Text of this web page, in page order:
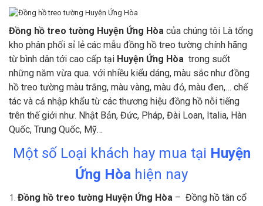
Đồng hồ treo tường Huyện Ứng Hòa của chúng tôi Là tổng
kho phân phối sỉ lẻ các mẫu đồng hồ treo tường chính hãng
từ bình dân tới cao cấp tại Huyện Ứng Hòa trong suốt
những năm vừa qua. với nhiều kiểu dáng, màu sắc như đồng
hồ treo tường màu trắng, màu vàng, màu đỏ, màu đen,… chế
tác và cả nhập khẩu từ các thương hiệu đồng hồ nỗi tiếng
trên thế giới như. Nhật Bản, Đức, Pháp, Đài Loan, Italia, Hàn
Quốc, Trung Quốc, Mỹ…
Một số Loại khách hay mua tại Huyện
Ứng Hòa hiện nay
Đồng hồ treo tường Huyện Ứng Hòa – Đồng hồ tân cổ